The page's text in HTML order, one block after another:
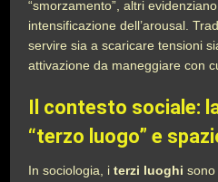
“smorzamento”, altri
intensificazione dell’arousal.
servire sia a scaricare tensioni
attivazione da maneggiare con
Il contesto sociale:
“terzo luogo” e
In sociologia, iterzi luoghi sono